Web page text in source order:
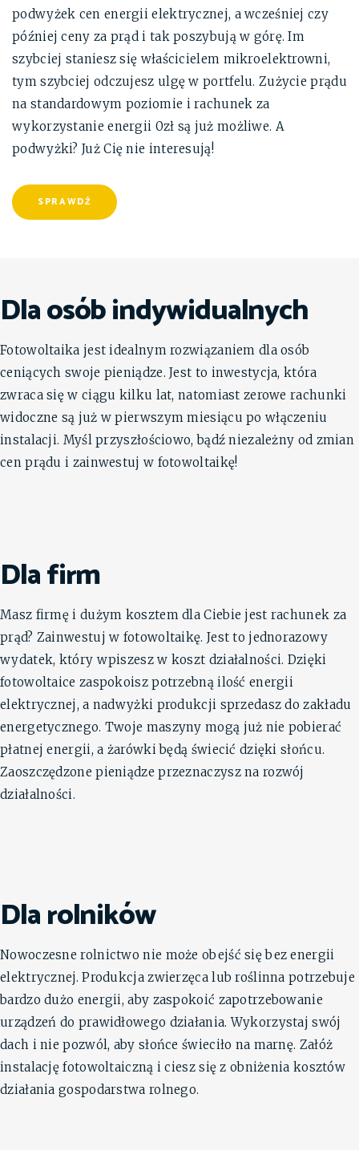
podwyżek cen energii elektrycznej, a wcześniej czy
później ceny za prąd i tak poszybują w górę. Im
szybciej staniesz się właścicielem mikroelektrowni,
tym szybciej odczujesz ulgę w portfelu. Zużycie prądu
na standardowym poziomie i rachunek za
wykorzystanie energii 0zł są już możliwe. A
podwyżki? Już Cię nie interesują!
SPRAWDŹ
Dla osób indywidualnych
Fotowoltaika jest idealnym rozwiązaniem dla osób
ceniących swoje pieniądze. Jest to inwestycja, która
zwraca się w ciągu kilku lat, natomiast zerowe rachunki
widoczne są już w pierwszym miesiącu po włączeniu
instalacji. Myśl przyszłościowo, bądź niezależny od zmian
cen prądu i zainwestuj w fotowoltaikę!
Dla firm
Masz firmę i dużym kosztem dla Ciebie jest rachunek za
prąd? Zainwestuj w fotowoltaikę. Jest to jednorazowy
wydatek, który wpiszesz w koszt działalności. Dzięki
fotowoltaice zaspokoisz potrzebną ilość energii
elektrycznej, a nadwyżki produkcji sprzedasz do zakładu
energetycznego. Twoje maszyny mogą już nie pobierać
płatnej energii, a żarówki będą świecić dzięki słońcu.
Zaoszczędzone pieniądze przeznaczysz na rozwój
działalności.
Dla rolników
Nowoczesne rolnictwo nie może obejść się bez energii
elektrycznej. Produkcja zwierzęca lub roślinna potrzebuje
bardzo dużo energii, aby zaspokoić zapotrzebowanie
urządzeń do prawidłowego działania. Wykorzystaj swój
dach i nie pozwól, aby słońce świeciło na marnę. Załóż
instalację fotowoltaiczną i ciesz się z obniżenia kosztów
działania gospodarstwa rolnego.